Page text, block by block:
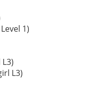
1)
L3)